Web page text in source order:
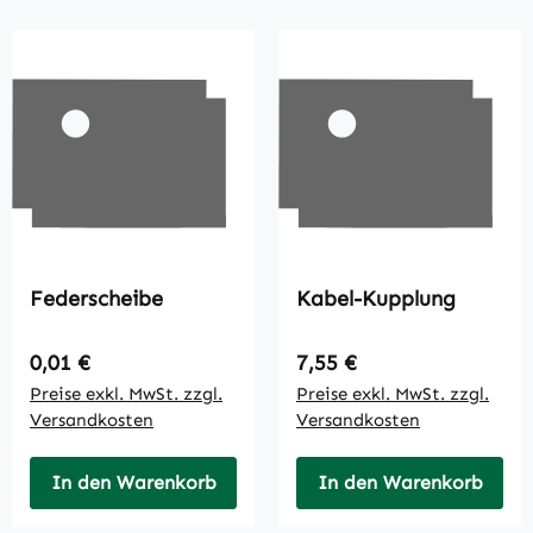
Federscheibe
Regulärer Preis:
0,01 €
Preise exkl. MwSt. zzgl.
Versandkosten
In den Warenkorb
Kabel-Kupplung
Regulärer Preis:
7,55 €
Preise exkl. MwSt. zzgl.
Versandkosten
In den Warenkorb